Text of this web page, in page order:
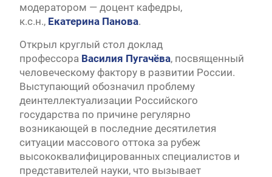
модератором — доцент кафедры,
к.с.н., ЕкатеринаПанова.
Открыл круглый стол доклад
профессора Василия Пугачёва, посвященный
человеческому фактору в развитии России.
Выступающий обозначил проблему
деинтеллектуализации Российского
государства по причине регулярно
возникающей в последние десятилетия
ситуации массового оттока за рубеж
высококвалифицированных специалистов и
представителей науки, что вызывает